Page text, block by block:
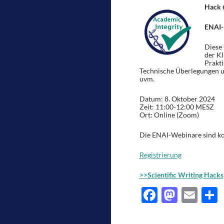
Hack
der
Technische Überlegungen
uvm.
Datum: 8. Oktober 2024
Zeit: 11:00-12:00 MESZ
Ort: Online (Zoom)
Die ENAI-Webinare sind
Registrierung
>>Scientific Writing Hacks
F M E T